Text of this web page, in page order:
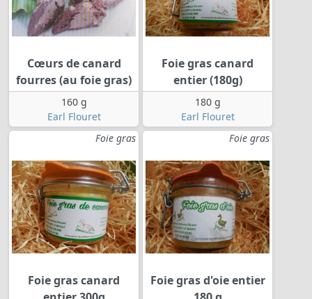
Cœurs de canard
fourres (au foie gras)
160 g
Earl Flouret
Foie gras canard
entier (180g)
180 g
Earl Flouret
Foie gras
Foie gras canard
Foie gras
Foie gras d'oie entier